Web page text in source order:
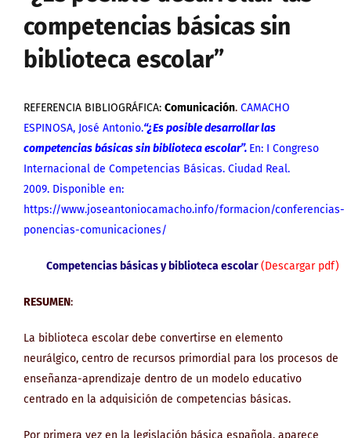
competencias básicas sin
biblioteca escolar”
REFERENCIA BIBLIOGRÁFICA: Comunicación. CAMACHO
ESPINOSA, José Antonio.“¿Es posible desarrollar las
competencias básicas sin biblioteca escolar”. En: I Congreso
Internacional de Competencias Básicas. Ciudad Real.
2009.Disponible en:
https://www.joseantoniocamacho.info/formacion/conferencias-
ponencias-comunicaciones/
Competencias básicas y biblioteca escolar (Descargar pdf)
RESUMEN:
La biblioteca escolar debe convertirse en elemento
neurálgico, centro de recursos primordial para los procesos de
enseñanza-aprendizaje dentro de un modelo educativo
centrado en la adquisición de competencias básicas.
Por primera vez en la legislación básica española, aparece